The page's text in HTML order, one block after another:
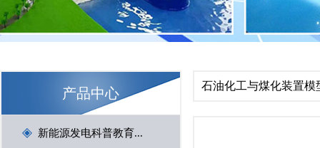
产品中心
新能源发电科普教育...
石油化工与煤化装置模